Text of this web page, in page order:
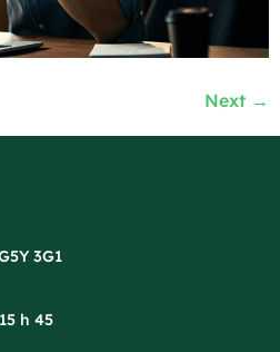
Next →
3G1
h 45